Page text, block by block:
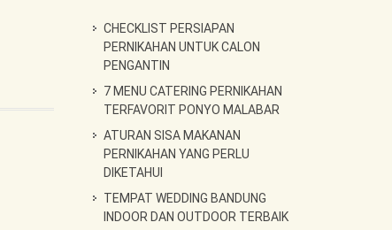
CHECKLIST PERSIAPAN
PERNIKAHAN UNTUK CALON
PENGANTIN
7 MENU CATERING PERNIKAHAN
TERFAVORIT PONYO MALABAR
ATURAN SISA MAKANAN
PERNIKAHAN YANG PERLU
DIKETAHUI
TEMPAT WEDDING BANDUNG
INDOOR DAN OUTDOOR TERBAIK